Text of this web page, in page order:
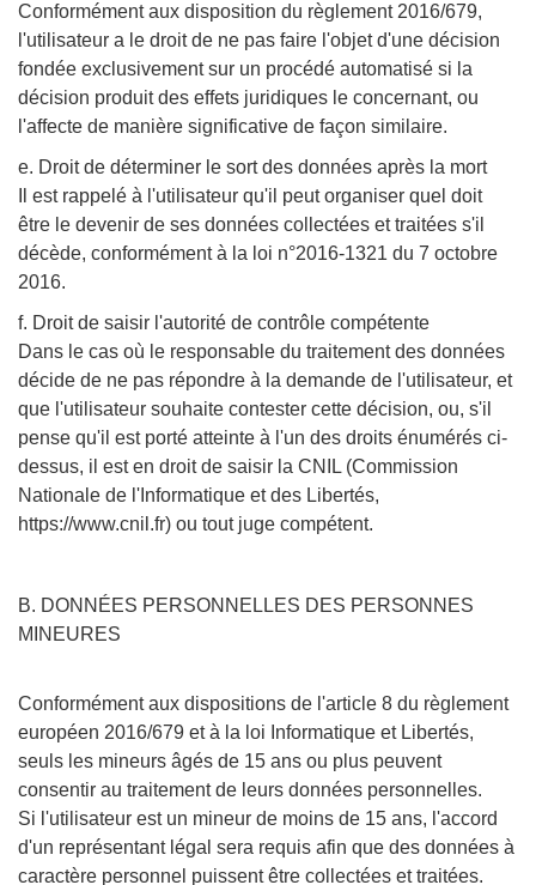
Conformément aux disposition du règlement 2016/679,
l'utilisateur a le droit de ne pas faire l'objet d'une décision
fondée exclusivement sur un procédé automatisé si la
décision produit des effets juridiques le concernant, ou
l'affecte de manière significative de façon similaire.
e. Droit de déterminer le sort des données après la mort
Il est rappelé à l'utilisateur qu'il peut organiser quel doit
être le devenir de ses données collectées et traitées s'il
décède, conformément à la loi n°2016-1321 du 7 octobre
2016.
f. Droit de saisir l'autorité de contrôle compétente
Dans le cas où le responsable du traitement des données
décide de ne pas répondre à la demande de l'utilisateur, et
que l'utilisateur souhaite contester cette décision, ou, s'il
pense qu'il est porté atteinte à l'un des droits énumérés ci-
dessus, il est en droit de saisir la CNIL (Commission
Nationale de l'Informatique et des Libertés,
https://www.cnil.fr) ou tout juge compétent.
B. DONNÉES PERSONNELLES DES PERSONNES
MINEURES
Conformément aux dispositions de l'article 8 du règlement
européen 2016/679 et à la loi Informatique et Libertés,
seuls les mineurs âgés de 15 ans ou plus peuvent
consentir au traitement de leurs données personnelles.
Si l'utilisateur est un mineur de moins de 15 ans, l'accord
d'un représentant légal sera requis afin que des données à
caractère personnel puissent être collectées et traitées.